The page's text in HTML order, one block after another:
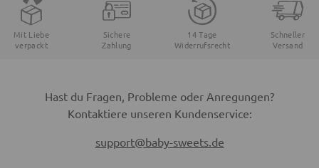
Mit Liebe
verpackt
Sichere
Zahlung
14 Tage
Widerrufsrecht
Schneller
Versand
Hast du Fragen, Probleme oder Anregungen?
Kontaktiere unseren Kundenservice:
support@baby-sweets.de